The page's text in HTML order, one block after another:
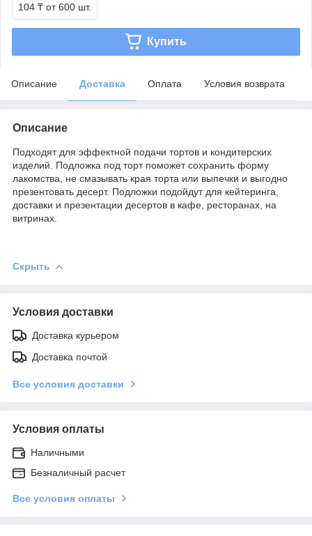
104 ₸ от 600 шт.
Купить
Описание Доставка Оплата Условия возврата
Описание
Подходят для эффектной подачи тортов и кондитерских
изделий. Подложка под торт поможет сохранить форму
лакомства, не смазывать края торта или выпечки и выгодно
презентовать десерт. Подложки подойдут для кейтеринга,
доставки и презентации десертов в кафе, ресторанах, на
витринах.
Скрыть
Условия доставки
Доставка курьером
Доставка почтой
Все условия доставки
Условия оплаты
Наличными
Безналичный расчет
Все условия оплаты